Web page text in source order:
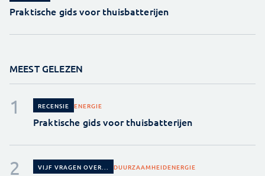
Praktische gids voor thuisbatterijen
MEEST GELEZEN
RECENSIE ENERGIE
Praktische gids voor thuisbatterijen
VIJF VRAGEN OVER... DUURZAAMHEIDENERGIE